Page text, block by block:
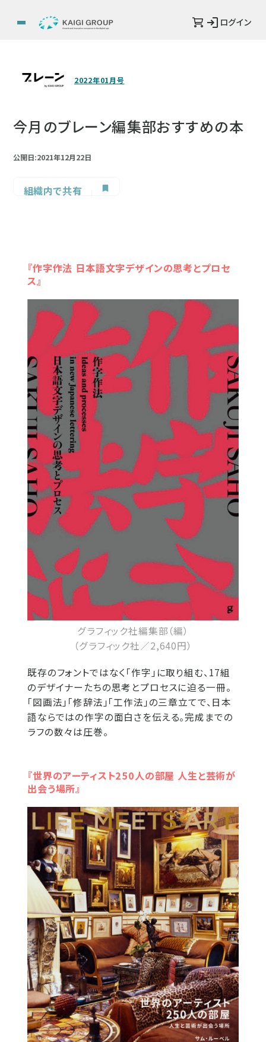
ログイン
2022年01月号
今月のブレーン編集部おすすめの本
公開日:2021年12月22日
組織内で共有
『作字作法 日本語文字デザインの思考とプロセ
ス』
グラフィック社編集部（編）
（グラフィック社／2,640円）
既存のフォントではなく「作字」に取り組む、17組
のデザイナーたちの思考とプロセスに迫る一冊。
「図画法」「修辞法」「工作法」の三章立てで、日本
語ならではの作字の面白さを伝える。完成までの
ラフの数々は圧巻。
『世界のアーティスト250人の部屋 人生と芸術が
出会う場所』